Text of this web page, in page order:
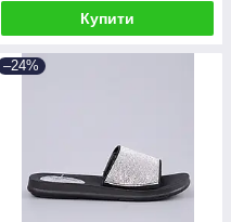
Купити
–24%